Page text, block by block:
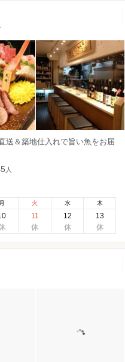
送＆築地仕入れで旨い魚をお届
人
月 火
11
水
12
木
13